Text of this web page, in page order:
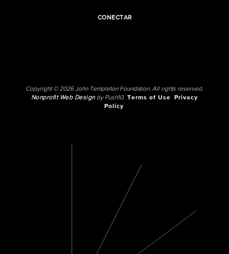
CONECTAR
Copyright © 2026 John Templeton Foundation. All rights reserved.
Nonprofit Web Designby Push10. Terms of Use
Privacy
Policy